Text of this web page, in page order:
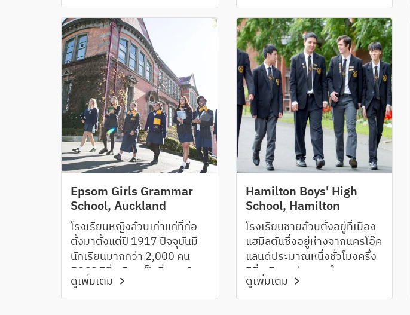
Epsom Girls Grammar
School, Auckland
โรงเรียนหญิงล้วนเก่าแก่ที่ก่อ
ตั้งมาตั้งแต่ปี 1917 ปัจจุบันมี
นักเรียนมากกว่า 2,000 คน
EGSS มีชื่อเสียงเป็นที่ยอมรับ
มายาวนานในเมืองโอ๊คแลนด์
ดูเพิ่มเติม
Hamilton Boys' High
School, Hamilton
โรงเรียนชายล้วนตั้งอยู่ที่เมือง
แฮมิลตันซึ่งอยู่ห่างจากนครโอ๊ค
แลนด์ประมาณหนึ่งชั่วโมงครึ่ง
มีชื่อเสียงอย่างมากในเขต
Waikato โดดเด่นทั้งด้านการ
เรียนและกีฬาโดยได้รับรางวัล
ดูเพิ่มเติม